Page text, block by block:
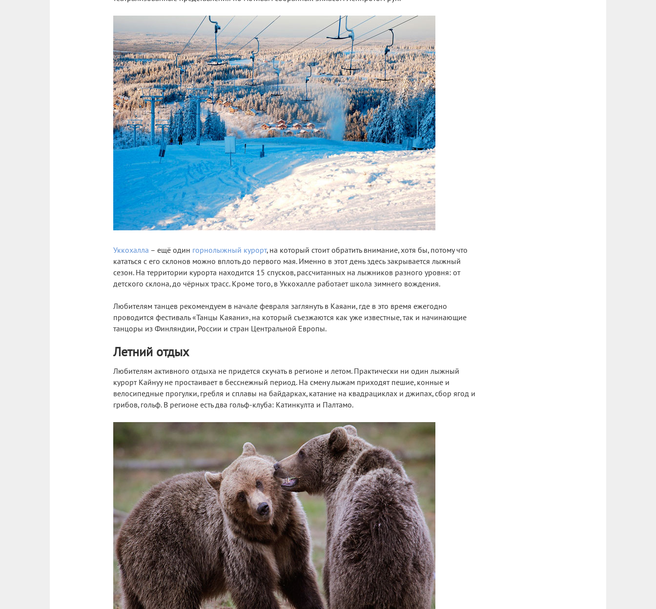
Уккохалла – ещё один горнолыжный курорт, на который стоит обратить внимание, хотя бы, потому что
кататься с его склонов можно вплоть до первого мая. Именно в этот день здесь закрывается лыжный
сезон. На территории курорта находится 15 спусков, рассчитанных на лыжников разного уровня: от
детского склона, до чёрных трасс. Кроме того, в Уккохалле работает школа зимнего вождения.
Любителям танцев рекомендуем в начале февраля заглянуть в Каяани, где в это время ежегодно
проводится фестиваль «Танцы Каяани», на который съезжаются как уже известные, так и начинающие
танцоры из Финляндии, России и стран Центральной Европы.
Летний отдых
Любителям активного отдыха не придется скучать в регионе и летом. Практически ни один лыжный
курорт Кайнуу не простаивает в бесснежный период. На смену лыжам приходят пешие, конные и
велосипедные прогулки, гребля и сплавы на байдарках, катание на квадрациклах и джипах, сбор ягод и
грибов, гольф. В регионе есть два гольф-клуба: Катинкулта и Палтамо.